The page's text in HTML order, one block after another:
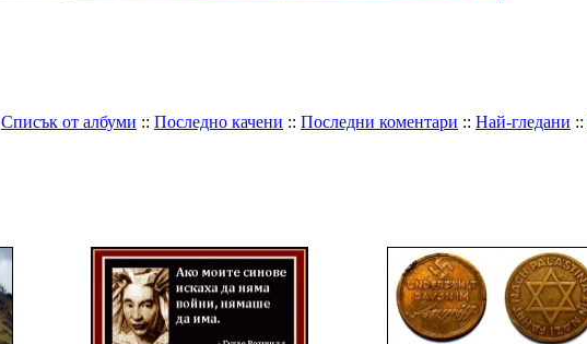
Списък от албуми :: Последно качени :: Последни коментари :: Най-гледани ::